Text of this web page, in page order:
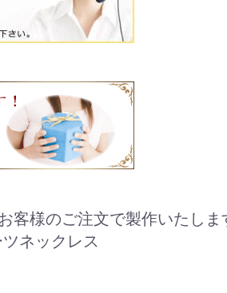
客様のご注文で製作いたしま
ネックレス